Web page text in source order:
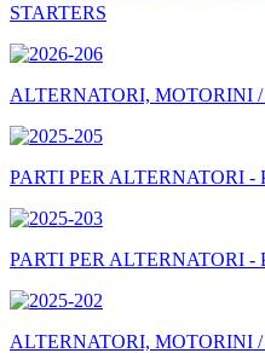
STARTERS
ALTERNATORI, MOTORINI
PARTI PER ALTERNATORI -
PARTI PER ALTERNATORI -
ALTERNATORI, MOTORINI